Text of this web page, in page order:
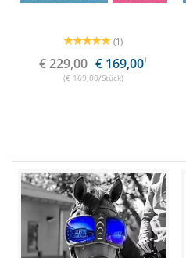
(1)
€ 229,00 € 169,001
(€ 169,00/Stück)